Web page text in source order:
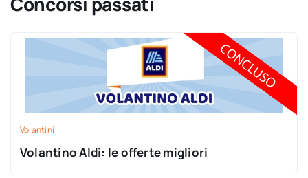
Volantini
Volantino Aldi: le offerte migliori